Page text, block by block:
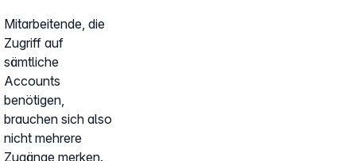
Mitarbeitende, die
Zugriff auf
sämtliche
Accounts
benötigen,
brauchen sich also
nicht mehrere
Zugänge merken.